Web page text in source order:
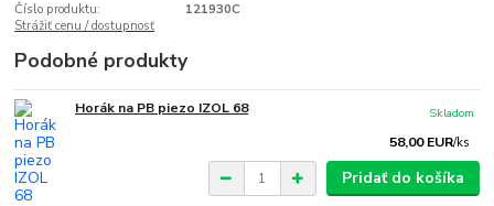
Číslo produktu:
121930C
Strážiť cenu / dostupnosť
Podobné produkty
Horák na PB piezo IZOL 68
58,00 EUR/ks
Skladom
Pridať do košíka